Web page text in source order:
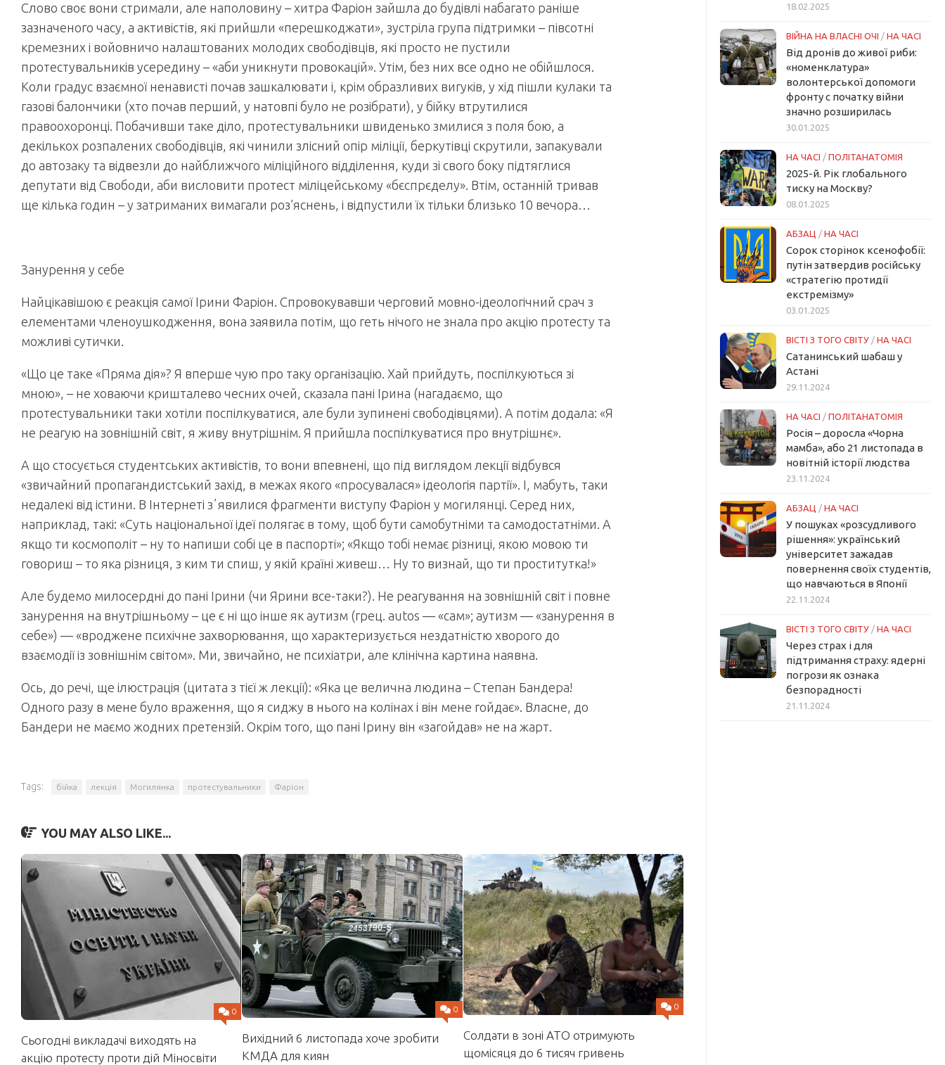
Слово своє вони стримали, але наполовину – хитра Фаріон зайшла до будівлі набагато раніше
зазначеного часу, а активістів, які прийшли «перешкоджати», зустріла група підтримки – півсотні
кремезних і войовничо налаштованих молодих свободівців, які просто не пустили
протестувальників усередину – «аби уникнути провокацій». Утім, без них все одно не обійшлося.
Коли градус взаємної ненависті почав зашкалювати і, крім образливих вигуків, у хід пішли кулаки та
газові балончики (хто почав перший, у натовпі було не розібрати), у бійку втрутилися
правоохоронці. Побачивши таке діло, протестувальники швиденько змилися з поля бою, а
декількох розпалених свободівців, які чинили злісний опір міліції, беркутівці скрутили, запакували
до автозаку та відвезли до найближчого міліційного відділення, куди зі свого боку підтяглися
депутати від Свободи, аби висловити протест міліцейському «бєспрєделу». Втім, останній тривав
ще кілька годин – у затриманих вимагали роз’яснень, і відпустили їх тільки близько 10 вечора…
Занурення у себе
Найцікавішою є реакція самої Ірини Фаріон. Спровокувавши черговий мовно-ідеологічний срач з
елементами членоушкодження, вона заявила потім, що геть нічого не знала про акцію протесту та
можливі сутички.
«Що це таке «Пряма дія»? Я вперше чую про таку організацію. Хай прийдуть, поспілкуються зі
мною», – не ховаючи кришталево чесних очей, сказала пані Ірина (нагадаємо, що
протестувальники таки хотіли поспілкуватися, але були зупинені свободівцями). А потім додала: «Я
не реагую на зовнішній світ, я живу внутрішнім. Я прийшла поспілкуватися про внутрішнє».
А що стосується студентських активістів, то вони впевнені, що під виглядом лекції відбувся
«звичайний пропагандистський захід, в межах якого «просувалася» ідеологія партії». І, мабуть, таки
недалекі від істини. В Інтернеті зʼявилися фрагменти виступу Фаріон у могилянці. Серед них,
наприклад, такі: «Суть національної ідеї полягає в тому, щоб бути самобутніми та самодостатніми. А
якщо ти космополіт – ну то напиши собі це в паспорті»; «Якщо тобі немає різниці, якою мовою ти
говориш – то яка різниця, з ким ти спиш, у якій країні живеш… Ну то визнай, що ти проститутка!»
Але будемо милосердні до пані Ірини (чи Ярини все-таки?). Не реагування на зовнішній світ і повне
занурення на внутрішньому – це є ні що інше як аутизм (грец. autos — «сам»; аутизм — «занурення в
себе») — «вроджене психічне захворювання, що характеризується нездатністю хворого до
взаємодії із зовнішнім світом». Ми, звичайно, не психіатри, але клінічна картина наявна.
Ось, до речі, ще ілюстрація (цитата з тієї ж лекції): «Яка це велична людина – Степан Бандера!
Одного разу в мене було враження, що я сиджу в нього на колінах і він мене гойдає». Власне, до
Бандери не маємо жодних претензій. Окрім того, що пані Ірину він «загойдав» не на жарт.
Tags: бійка лекція Могилянка протестувальники Фаріон
YOU MAY ALSO LIKE...
0
Сьогодні викладачі виходять на
акцію протесту проти дій Міносвіти
0
Вихідний 6 листопада хоче зробити
КМДА для киян
0
Солдати в зоні АТО отримують
щомісяця до 6 тисяч гривень
18.02.2025
ВІЙНА НА ВЛАСНІ ОЧІ / НА ЧАСІ
Від дронів до живої риби:
«номенклатура»
волонтерської допомоги
фронту с початку війни
значно розширилась
30.01.2025
НА ЧАСІ / ПОЛІТАНАТОМІЯ
2025-й. Рік глобального
тиску на Москву?
08.01.2025
АБЗАЦ / НА ЧАСІ
Сорок сторінок ксенофобії:
путін затвердив російську
«стратегію протидії
екстремізму»
03.01.2025
ВІСТІ З ТОГО СВІТУ / НА ЧАСІ
Сатанинський шабаш у
Астані
29.11.2024
НА ЧАСІ / ПОЛІТАНАТОМІЯ
Росія – доросла «Чорна
мамба», або 21 листопада в
новітній історії людства
23.11.2024
АБЗАЦ / НА ЧАСІ
У пошуках «розсудливого
рішення»: український
університет зажадав
повернення своїх студентів,
що навчаються в Японії
22.11.2024
ВІСТІ З ТОГО СВІТУ / НА ЧАСІ
Через страх і для
підтримання страху: ядерні
погрози як ознака
безпорадності
21.11.2024